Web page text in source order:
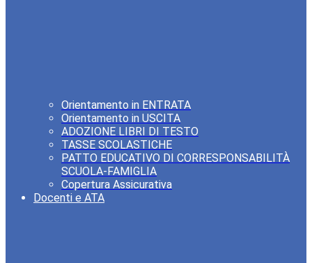
Orientamento in ENTRATA
Orientamento in USCITA
ADOZIONE LIBRI DI TESTO
TASSE SCOLASTICHE
PATTO EDUCATIVO DI CORRESPONSABILITÀ
SCUOLA-FAMIGLIA
Copertura Assicurativa
Docenti e ATA